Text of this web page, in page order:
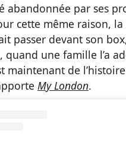
abandonnée par ses
cette même raison,
passer devant son
quand une famille l’a
maintenant de
My London.